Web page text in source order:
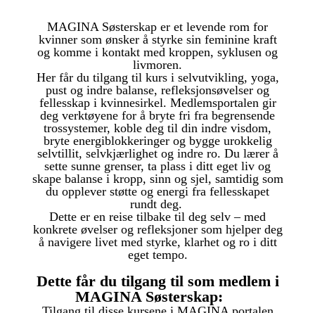
MAGINA Søsterskap er et levende rom for
kvinner som ønsker å styrke sin feminine kraft
og komme i kontakt med kroppen, syklusen og
livmoren.
Her får du tilgang til kurs i selvutvikling, yoga,
pust og indre balanse, refleksjonsøvelser og
fellesskap i kvinnesirkel. Medlemsportalen gir
deg verktøyene for å bryte fri fra begrensende
trossystemer, koble deg til din indre visdom,
bryte energiblokkeringer og bygge urokkelig
selvtillit, selvkjærlighet og indre ro. Du lærer å
sette sunne grenser, ta plass i ditt eget liv og
skape balanse i kropp, sinn og sjel, samtidig som
du opplever støtte og energi fra fellesskapet
rundt deg.
Dette er en reise tilbake til deg selv – med
konkrete øvelser og refleksjoner som hjelper deg
å navigere livet med styrke, klarhet og ro i ditt
eget tempo.
Dette får du tilgang til som medlem i
MAGINA Søsterskap: